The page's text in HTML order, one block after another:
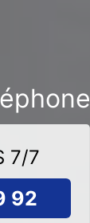
7/7
92